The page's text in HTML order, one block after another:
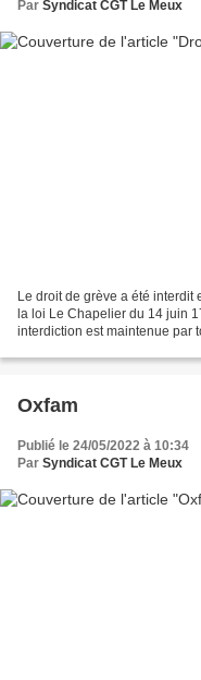
Par Syndicat CGT Le Meux
Le droit de grève a été
la loi Le Chapelier du 14 juin
interdiction est maintenue par
Oxfam
Publié le 24/05/2022 à 10:34
Par Syndicat CGT Le Meux